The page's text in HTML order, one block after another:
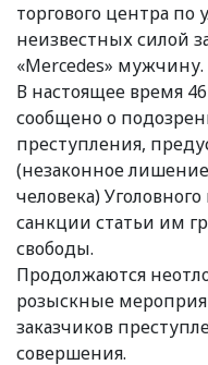
торгового центра по
неизвестных силой
«Mercedes» мужчину.
В настоящее время
сообщено о
преступления,
(незаконное
человека)
санкции статьи им
свободы.
Продолжаются
розыскные
заказчиков
совершения.